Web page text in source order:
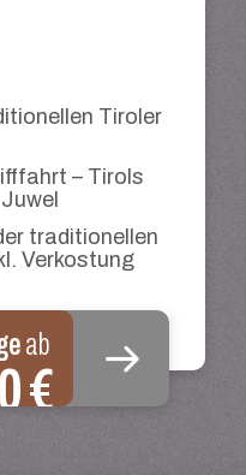
Tiroler
– Tirols
traditionellen
Verkostung
ab
€